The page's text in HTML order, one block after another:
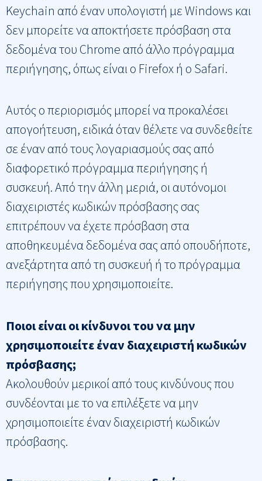
Keychain από έναν υπολογιστή με Windows και
δεν μπορείτε να αποκτήσετε πρόσβαση στα
δεδομένα του Chrome από άλλο πρόγραμμα
περιήγησης, όπως είναι o Firefox ή ο Safari.
Αυτός ο περιορισμός μπορεί να προκαλέσει
απογοήτευση, ειδικά όταν θέλετε να συνδεθείτε
σε έναν από τους λογαριασμούς σας από
διαφορετικό πρόγραμμα περιήγησης ή
συσκευή. Από την άλλη μεριά, οι αυτόνομοι
διαχειριστές κωδικών πρόσβασης σας
επιτρέπουν να έχετε πρόσβαση στα
αποθηκευμένα δεδομένα σας από οπουδήποτε,
ανεξάρτητα από τη συσκευή ή το πρόγραμμα
περιήγησης που χρησιμοποιείτε.
Ποιοι είναι οι κίνδυνοι του να μην
χρησιμοποιείτε έναν διαχειριστή κωδικών
πρόσβασης;
Ακολουθούν μερικοί από τους κινδύνους που
συνδέονται με το να επιλέξετε να μην
χρησιμοποιείτε έναν διαχειριστή κωδικών
πρόσβασης.